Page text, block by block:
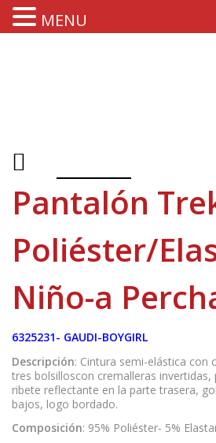
Pantalón
Poliéster/
Niño-a
6325231- GAUDI-BOYGIRL
Descripción: Cintura semi-elástica con
tres bolsilloscon cremalleras invertidas,
ribete reflectante en la parte trasera,
bajos, logo bordado.
Composición: 95% Poliéster- 5%
MENU